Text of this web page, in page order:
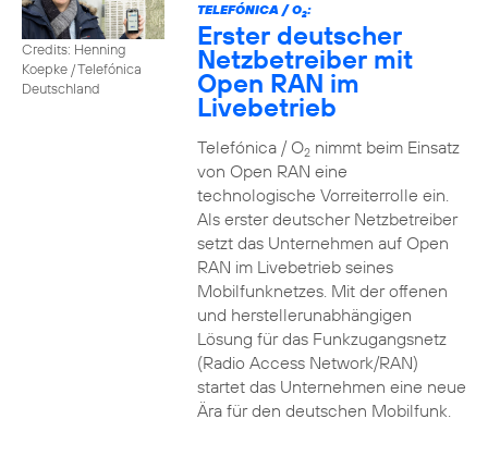
Credits: Henning
Koepke / Telefónica
Deutschland
TELEFÓNICA / O2:
Erster deutscher
Netzbetreiber mit
Open RAN im
Livebetrieb
Telefónica / O2nimmt beim Einsatz
von Open RAN eine
technologische Vorreiterrolle ein.
Als erster deutscher Netzbetreiber
setzt das Unternehmen auf Open
RAN im Livebetrieb seines
Mobilfunknetzes. Mit der offenen
und herstellerunabhängigen
Lösung für das Funkzugangsnetz
(Radio Access Network/RAN)
startet das Unternehmen eine neue
Ära für den deutschen Mobilfunk.